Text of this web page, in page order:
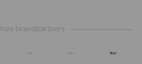
brandpartners